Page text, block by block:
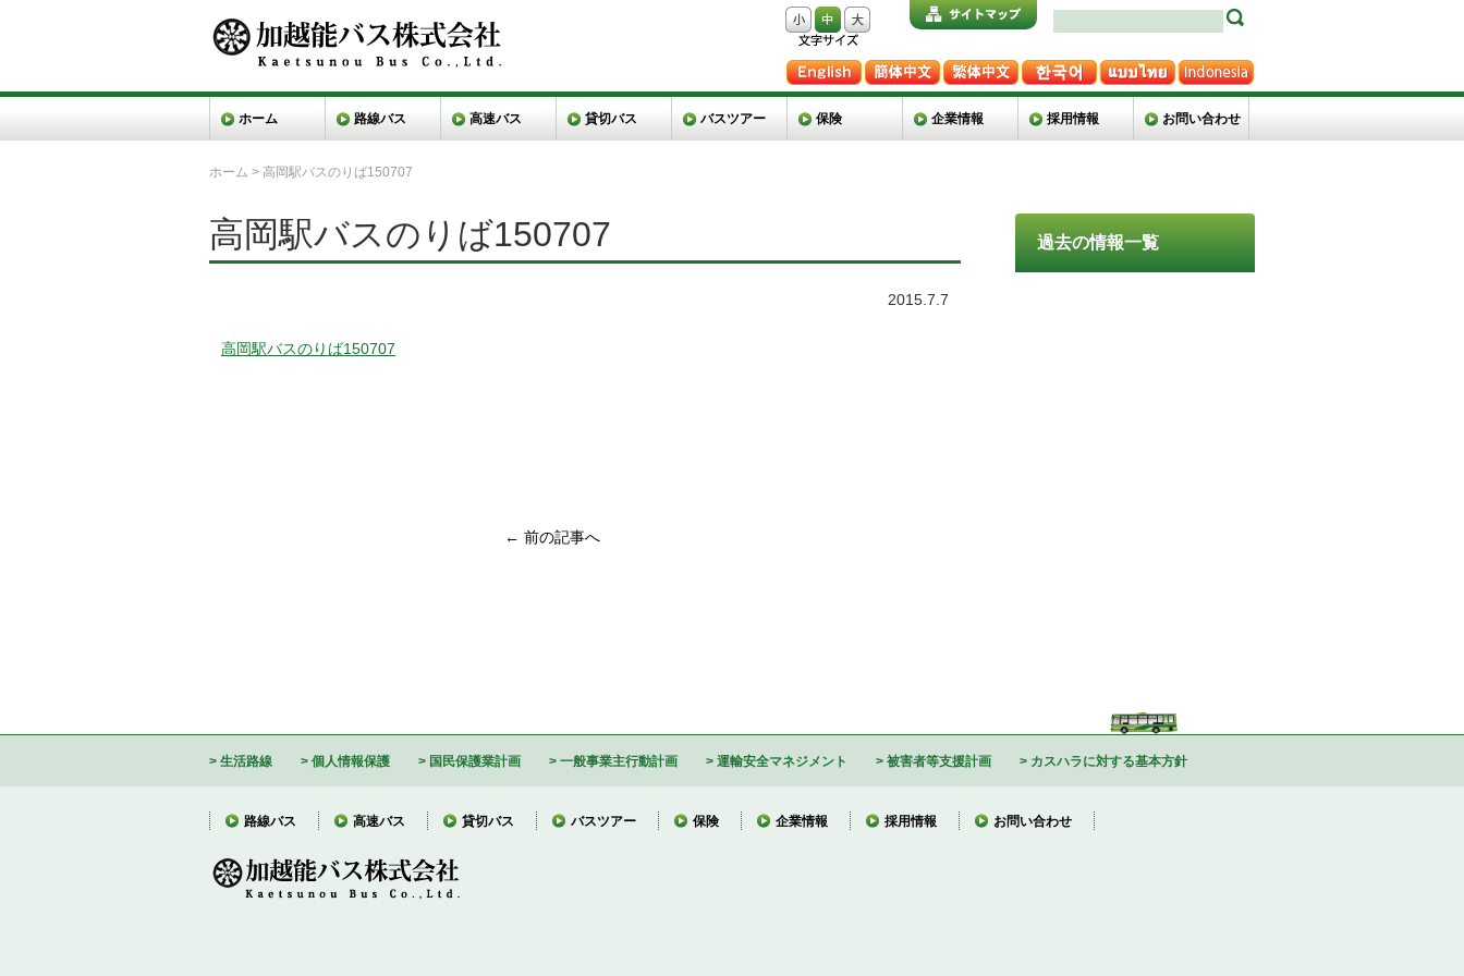
ホーム 路線バス 高速バス 貸切バス バスツアー 保険 企業情報 採用情報 お問い合わせ
ホーム > 高岡駅バスのりば150707
過去の情報一覧
高岡駅バスのりば150707
2015.7.7
高岡駅バスのりば150707
← 前の記事へ
生活路線 個人情報保護 国民保護業計画 一般事業主行動計画 運輸安全マネジメント 被害者等支援計画 カスハラに対する基本方針
路線バス 高速バス 貸切バス バスツアー 保険 企業情報 採用情報 お問い合わせ